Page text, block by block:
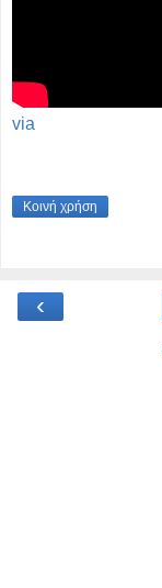
via
Κοινή χρήση
‹